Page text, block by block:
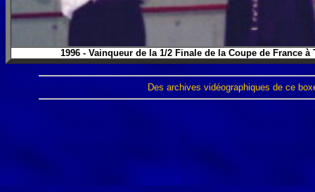
1996 - Vainqueur de la 1/2 Finale de la Coupe de France à
Des archives vidéographiques de ce